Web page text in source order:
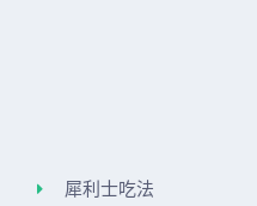
犀利士吃法